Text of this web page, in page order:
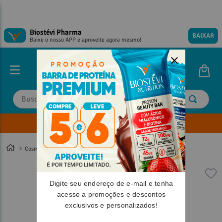
Biostévi Pharma
Baixe o nosso APP e aproveite agora mesmo! BAIXAR
Buscar
Envie sua Receita
Cosméticos
TERMOS MAIS BUSCADOS
magnesio
omega 3
tadalafila
coenzima q10
TERMOS MAIS BUSCADOS
magnesio
tadalafila
coenzima q10
Digite seu endereço de e-mail e tenha
acesso a promoções e descontos
exclusivos e personalizados!